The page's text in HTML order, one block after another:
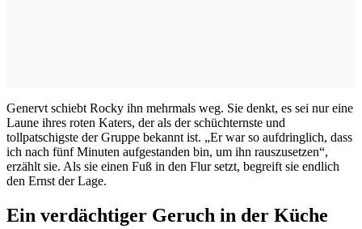
Genervt schiebt Rocky ihn mehrmals weg. Sie denkt, es sei nur eine
Laune ihres roten Katers, der als der schüchternste und
tollpatschigste der Gruppe bekannt ist. „Er war so aufdringlich, dass
ich nach fünf Minuten aufgestanden bin, um ihn rauszusetzen“,
erzählt sie. Als sie einen Fuß in den Flur setzt, begreift sie endlich
den Ernst der Lage.
Ein verdächtiger Geruch in der Küche